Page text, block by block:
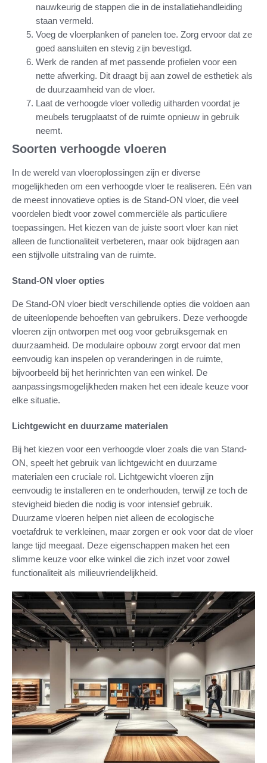
nauwkeurig de stappen die in de installatiehandleiding
staan vermeld.
Voeg de vloerplanken of panelen toe. Zorg ervoor dat ze
goed aansluiten en stevig zijn bevestigd.
Werk de randen af met passende profielen voor een
nette afwerking. Dit draagt bij aan zowel de esthetiek als
de duurzaamheid van de vloer.
Laat de verhoogde vloer volledig uitharden voordat je
meubels terugplaatst of de ruimte opnieuw in gebruik
neemt.
Soorten verhoogde vloeren
In de wereld van vloeroplossingen zijn er diverse
mogelijkheden om een verhoogde vloer te realiseren. Eén van
de meest innovatieve opties is de Stand-ON vloer, die veel
voordelen biedt voor zowel commerciële als particuliere
toepassingen. Het kiezen van de juiste soort vloer kan niet
alleen de functionaliteit verbeteren, maar ook bijdragen aan
een stijlvolle uitstraling van de ruimte.
Stand-ON vloer opties
De Stand-ON vloer biedt verschillende opties die voldoen aan
de uiteenlopende behoeften van gebruikers. Deze verhoogde
vloeren zijn ontworpen met oog voor gebruiksgemak en
duurzaamheid. De modulaire opbouw zorgt ervoor dat men
eenvoudig kan inspelen op veranderingen in de ruimte,
bijvoorbeeld bij het herinrichten van een winkel. De
aanpassingsmogelijkheden maken het een ideale keuze voor
elke situatie.
Lichtgewicht en duurzame materialen
Bij het kiezen voor een verhoogde vloer zoals die van Stand-
ON, speelt het gebruik van lichtgewicht en duurzame
materialen een cruciale rol. Lichtgewicht vloeren zijn
eenvoudig te installeren en te onderhouden, terwijl ze toch de
stevigheid bieden die nodig is voor intensief gebruik.
Duurzame vloeren helpen niet alleen de ecologische
voetafdruk te verkleinen, maar zorgen er ook voor dat de vloer
lange tijd meegaat. Deze eigenschappen maken het een
slimme keuze voor elke winkel die zich inzet voor zowel
functionaliteit als milieuvriendelijkheid.